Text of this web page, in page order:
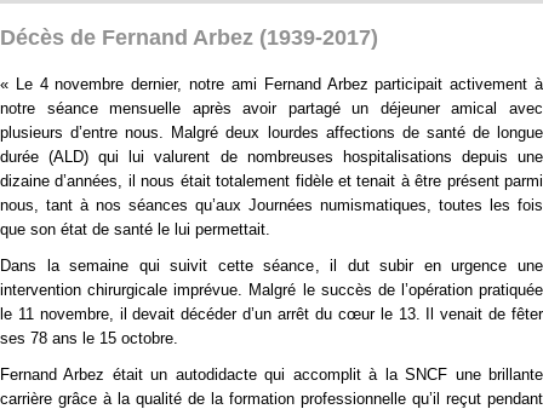
Décès de Fernand Arbez (1939-2017)
« Le 4 novembre dernier, notre ami Fernand Arbez participait activement à
notre séance mensuelle après avoir partagé un déjeuner amical avec
plusieurs d’entre nous. Malgré deux lourdes affections de santé de longue
durée (ALD) qui lui valurent de nombreuses hospitalisations depuis une
dizaine d’années, il nous était totalement fidèle et tenait à être présent parmi
nous, tant à nos séances qu’aux Journées numismatiques, toutes les fois
que son état de santé le lui permettait.
Dans la semaine qui suivit cette séance, il dut subir en urgence une
intervention chirurgicale imprévue. Malgré le succès de l’opération pratiquée
le 11 novembre, il devait décéder d’un arrêt du cœur le 13. Il venait de fêter
ses 78 ans le 15 octobre.
Fernand Arbez était un autodidacte qui accomplit à la SNCF une brillante
carrière grâce à la qualité de la formation professionnelle qu’il reçut pendant